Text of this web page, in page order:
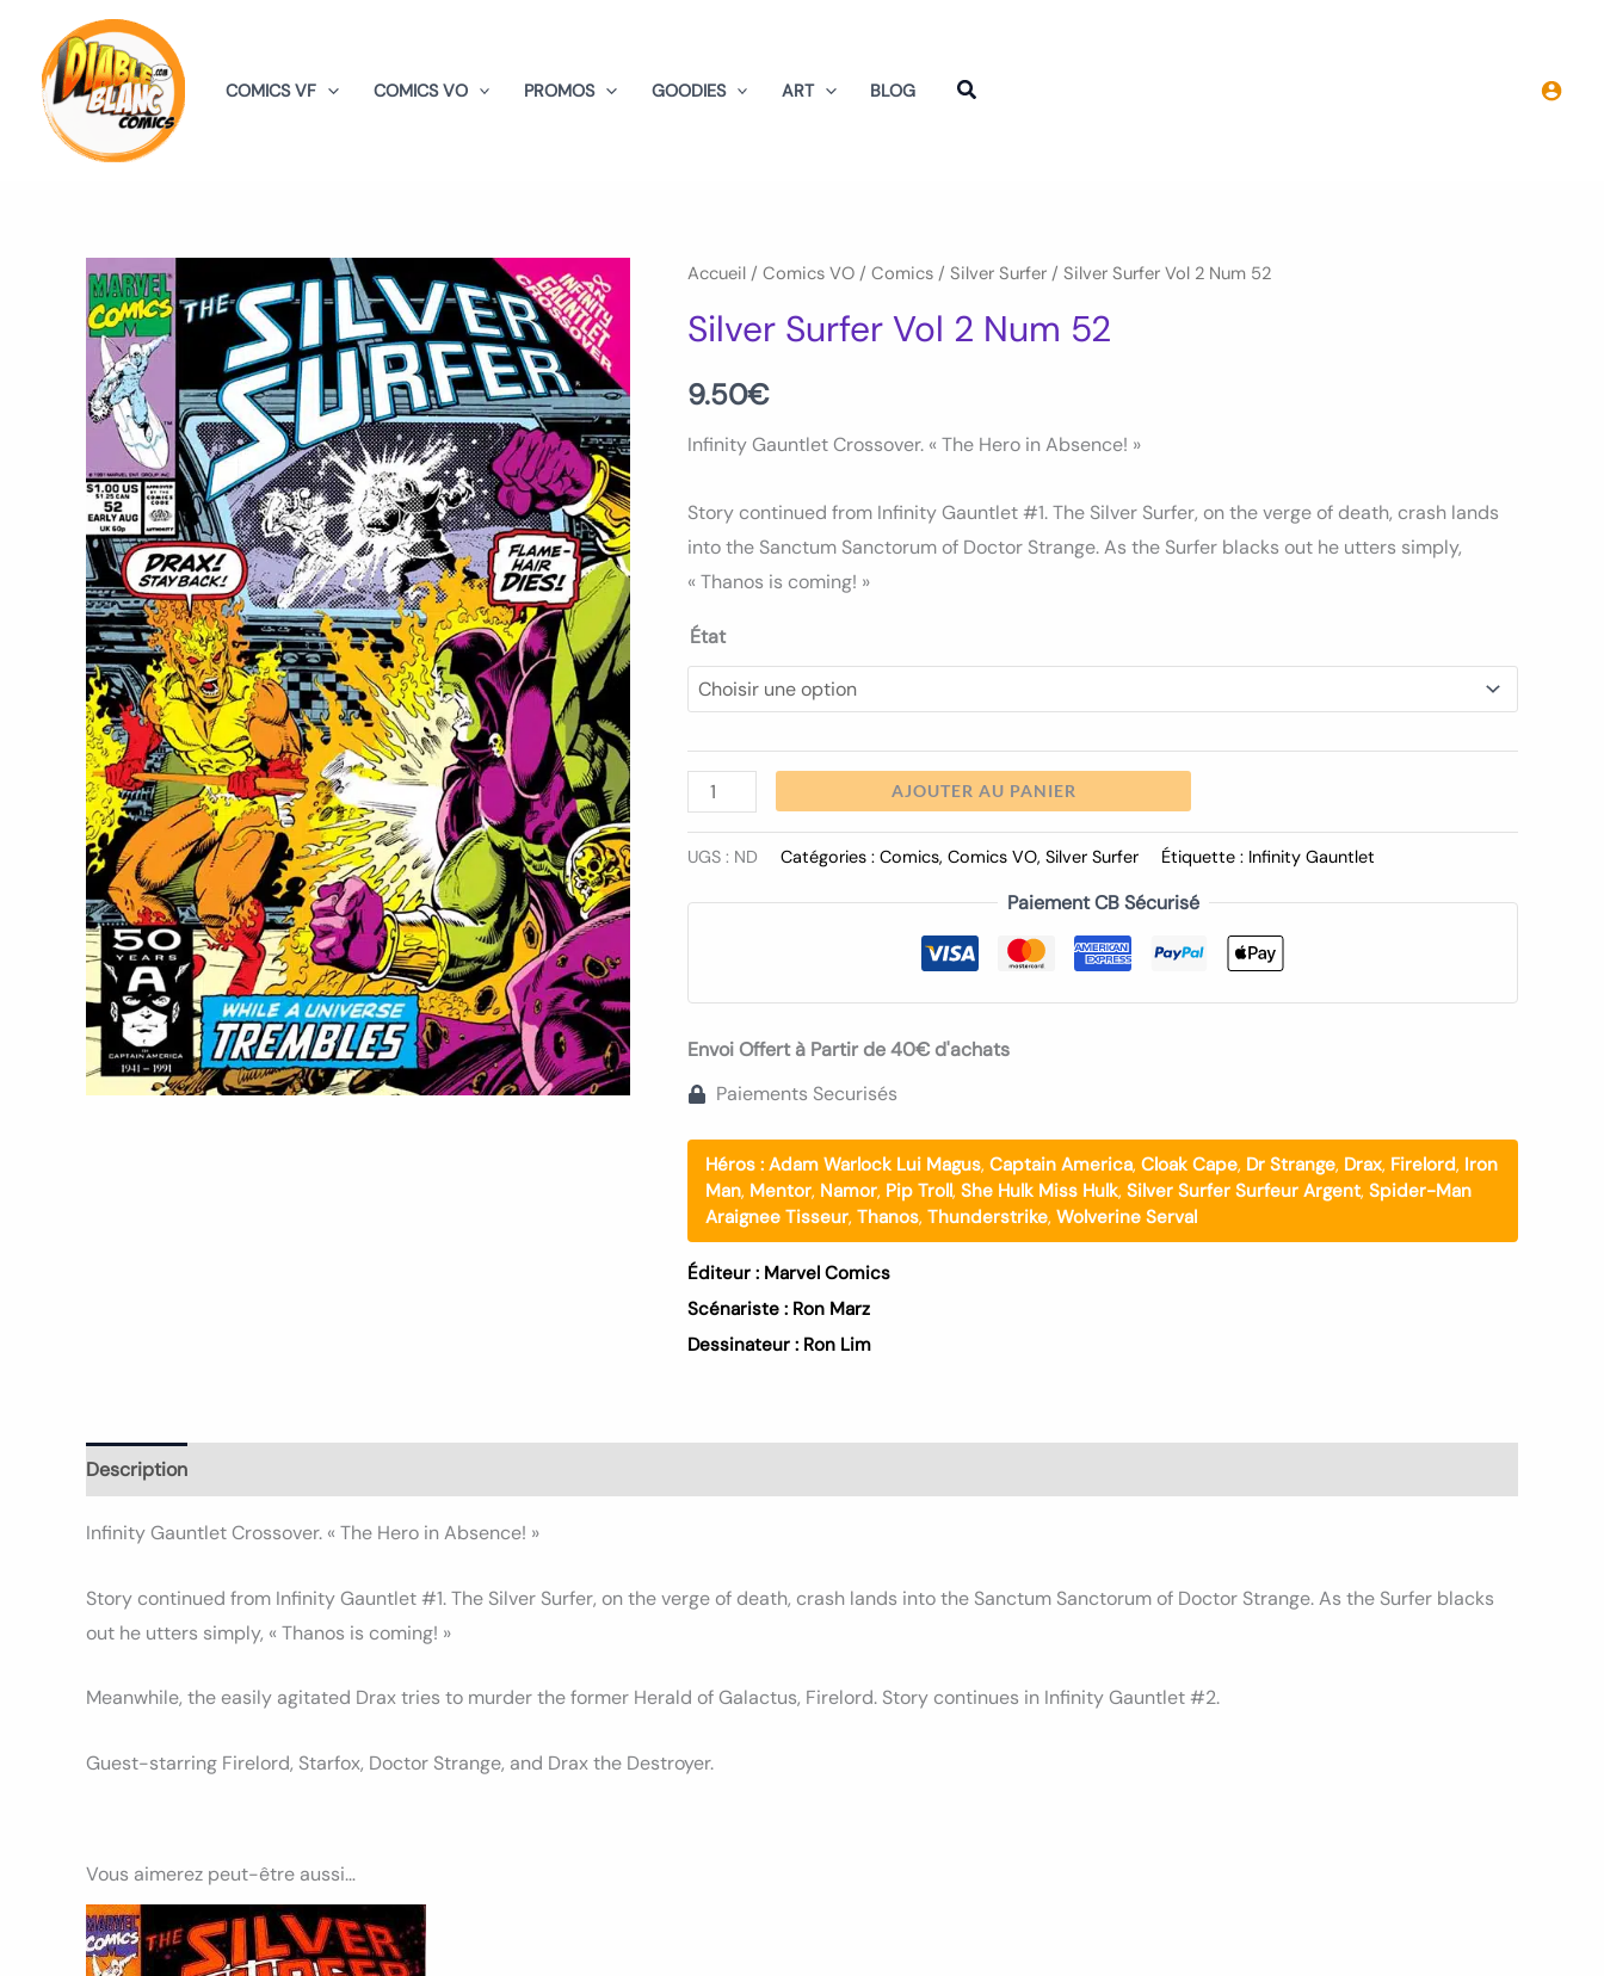
contenu
COMICS VF COMICS VO PROMOS GOODIES ART BLOG
Accueil / Comics VO / Comics / Silver Surfer / Silver Surfer Vol 2 Num 52
Silver Surfer Vol 2 Num 52
9.50€
Infinity Gauntlet Crossover. « The Hero in Absence! »
Story continued from Infinity Gauntlet #1. The Silver Surfer, on the verge of death, crash lands
into the Sanctum Sanctorum of Doctor Strange. As the Surfer blacks out he utters simply,
« Thanos is coming! »
État
quantité
Silver
Surfer
Vol
2
52
AJOUTER AU PANIER
UGS : ND Catégories : Comics, Comics VO, Silver Surfer Étiquette : Infinity Gauntlet
Paiement CB Sécurisé
Envoi Offert à Partir de 40€ d'achats
Paiements Securisés
Héros : Adam Warlock Lui Magus, Captain America, Cloak Cape, Dr Strange, Drax, Firelord, Iron
Man, Mentor, Namor, Pip Troll, She Hulk Miss Hulk, Silver Surfer Surfeur Argent, Spider-Man
Araignee Tisseur, Thanos, Thunderstrike, Wolverine Serval
Éditeur : Marvel Comics
Scénariste : Ron Marz
Dessinateur : Ron Lim
Description
Infinity Gauntlet Crossover. « The Hero in Absence! »
Story continued from Infinity Gauntlet #1. The Silver Surfer, on the verge of death, crash lands into the Sanctum Sanctorum of Doctor Strange. As the Surfer blacks
out he utters simply, « Thanos is coming! »
Meanwhile, the easily agitated Drax tries to murder the former Herald of Galactus, Firelord. Story continues in Infinity Gauntlet #2.
Guest-starring Firelord, Starfox, Doctor Strange, and Drax the Destroyer.
Vous aimerez peut-être aussi…
Ce
produit